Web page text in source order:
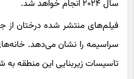
فیلم‌های منتشر شدە درختان از
سراسیمە را نشان می‌دهد.
تاسیسات زیربنایی این منطقه
در پی رانش زمین، نخست وزیر